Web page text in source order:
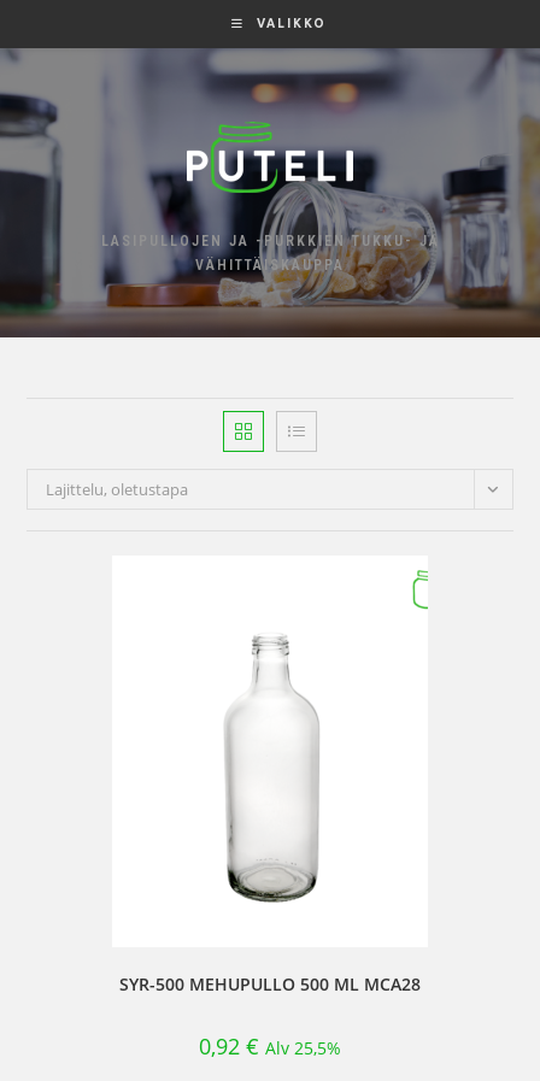
VALIKKO
LASIPULLOJEN JA -PURKKIEN TUKKU- JA
VÄHITTÄISKAUPPA
Lajittelu, oletustapa
SYR-500 MEHUPULLO 500 ML MCA28
0,92 € Alv 25,5%